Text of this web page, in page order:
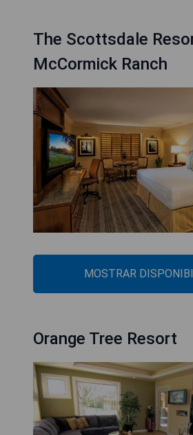
The Scottsdale
McCormick Ranch
MOSTRAR
Orange Tree Resort